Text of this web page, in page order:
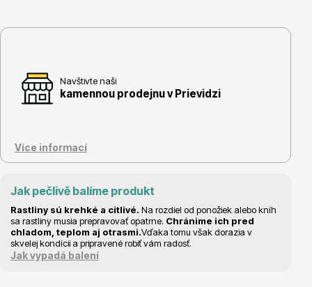
Vzrostlé stromy
Nářadí, příslušenství
Navštivte naši
kamennou prodejnu v Prievidzi
Více informací
Jak pečlivě balíme produkt
Rastliny sú krehké a citlivé. Na rozdiel od ponožiek alebo kníh
sa rastliny musia prepravovať opatrne. Chránime ich pred
chladom, teplom aj otrasmi.Vďaka tomu však dorazia v
skvelej kondícii a pripravené robiť vám radosť.
Jak vypadá balení